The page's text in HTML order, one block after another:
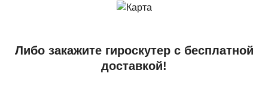
Либо закажите гироскутер с бесплатной
доставкой!